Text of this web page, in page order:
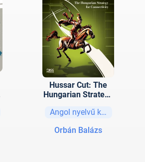
Hussar Cut: The
Hungarian Strategy
Angol nyelvű könyvek
Orbán Balázs